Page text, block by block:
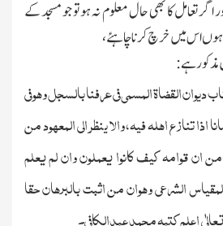
تعامل کا بھی حال معلوم نہ ہوتو جو مسجد کے
اس میں خرچ کرنا چاہئے،
مذکور ہے:
دیوان القضاۃ المسمی فی عرفنا بالسجل وھو فی
تنازع اھلہ فیہ،والا ینظر الی المعھود من
ان قوامہ کیف کانوا یعملون وان لم یعلم
الشرعی وھوان من اثبت بالبرھان حقا
اعلم کتبہ محمد عبدالکافی۔